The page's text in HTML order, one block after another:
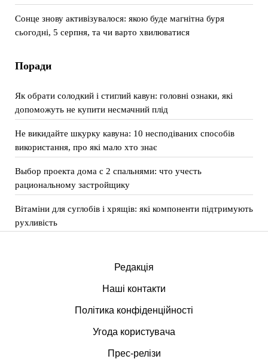
Сонце знову активізувалося: якою буде магнітна буря
сьогодні, 5 серпня, та чи варто хвилюватися
Поради
Як обрати солодкий і стиглий кавун: головні ознаки, які
допоможуть не купити несмачний плід
Не викидайте шкурку кавуна: 10 несподіваних способів
використання, про які мало хто знає
Выбор проекта дома с 2 спальнями: что учесть
рациональному застройщику
Вітаміни для суглобів і хрящів: які компоненти підтримують
рухливість
Редакція
Наші контакти
Політика конфіденційності
Угода користувача
Прес-релізи